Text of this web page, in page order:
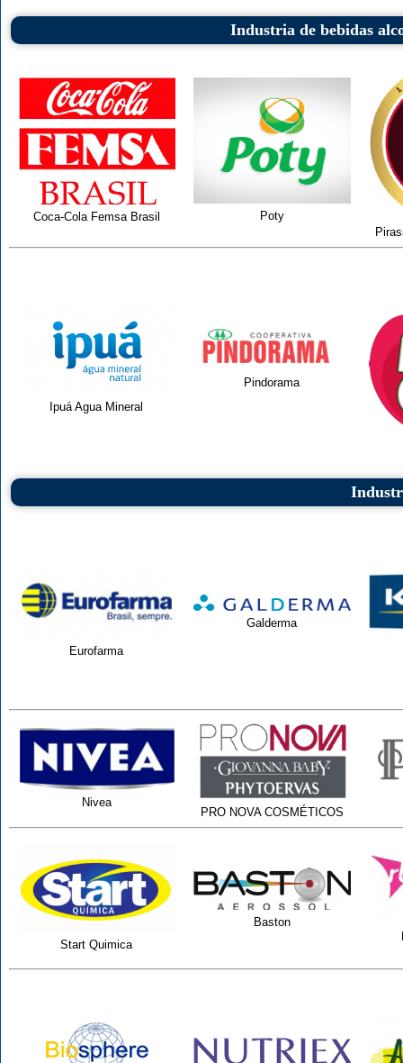
Industria de bebidas
Coca-Cola Femsa Brasil
Poty
Ipuá Agua Mineral
Pindorama
Eurofarma
Galderma
Nivea
PRO NOVA COSMÉTICOS
Start Quimica
Baston